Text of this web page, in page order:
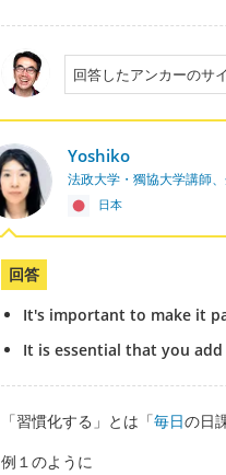
回答したアンカーのサ
Yoshiko
法政大学・獨協大学講師
日本
回答
It's important to make it
It is essential that you
「習慣化する」とは「毎日の日
例１のように